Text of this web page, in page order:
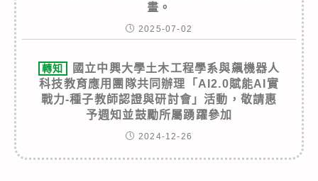
畫。
2025-07-02
轉知
國立中興大學土木工程學系與飆機器人
科技教育應用團隊共同辦理「AI2.0賦能AI實
戰力-種子教師認證與研討會」活動，敬請惠
予週知並鼓勵所屬踴躍參加
2024-12-26